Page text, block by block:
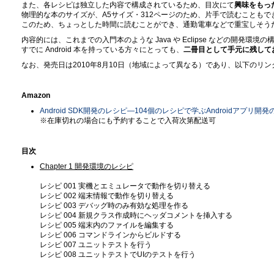
また、各レシピは独立した内容で構成されているため、目次にて興味をもっ
物理的な本のサイズが、A5サイズ・312ページのため、片手で読むこともで
このため、ちょっとした時間に読むことができ、通勤電車などで重宝しそう
内容的には、これまでの入門本のような Java や Eclipse などの開発環境の
すでに Android 本を持っている方々にとっても、 二冊目として手元に残して
なお、発売日は2010年8月10日（地域によって異なる）であり、以下のリ
Amazon
Android SDK開発のレシピ―104個のレシピで学ぶAndroidアプリ開発
※在庫切れの場合にも予約することで入荷次第配送可
目次
Chapter 1 開発環境のレシピ
レシピ 001 実機とエミュレータで動作を切り替える
レシピ 002 端末情報で動作を切り替える
レシピ 003 デバッグ時のみ有効な処理を作る
レシピ 004 新規クラス作成時にヘッダコメントを挿入する
レシピ 005 端末内のファイルを編集する
レシピ 006 コマンドラインからビルドする
レシピ 007 ユニットテストを行う
レシピ 008 ユニットテストでUIのテストを行う